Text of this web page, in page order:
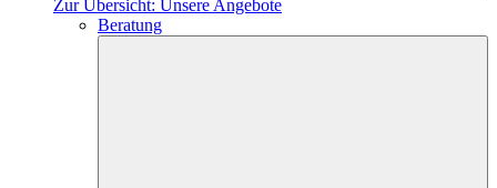
Zur Übersicht: Unsere Angebote
Beratung